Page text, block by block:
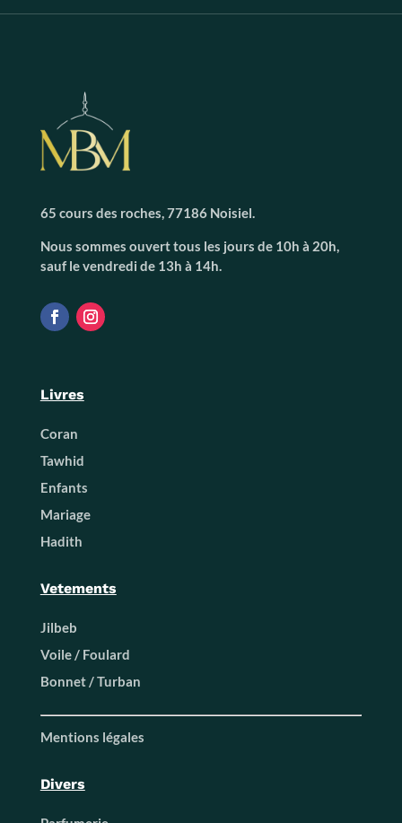
65 cours des roches, 77186 Noisiel.
Nous sommes ouvert tous les jours de 10h à 20h,
sauf le vendredi de 13h à 14h.
Livres
Coran
Tawhid
Enfants
Mariage
Hadith
Vetements
Jilbeb
Voile / Foulard
Bonnet / Turban
Mentions légales
Divers